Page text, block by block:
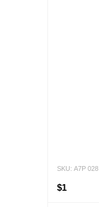
SKU: А7Р 028
$1